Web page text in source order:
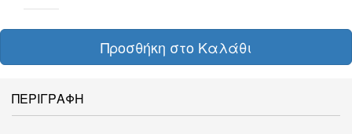
Προσθήκη στο Καλάθι
ΠΕΡΙΓΡΑΦΗ